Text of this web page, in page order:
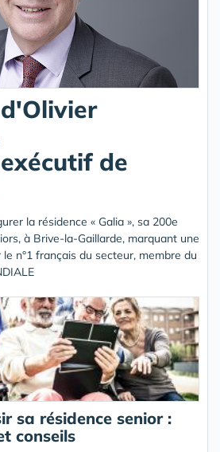
de
la résidence « Galia », sa 200e
à Brive-la-Gaillarde, marquant une
n°1 français du secteur, membre du
sa résidence senior :
conseils